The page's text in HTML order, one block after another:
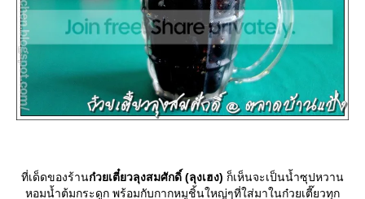
ที่เด็ดของร้านก๋วยเตี๋ยวลุงสมศักดิ์ (ลุงเฮง) ก็เห็นจะเป็นน้ำซุปหวาน
หอมน้ำต้มกระดูก พร้อมกับกากหมูชิ้นใหญ่ๆที่ใส่มาในก๋วยเตี๊ยวทุก